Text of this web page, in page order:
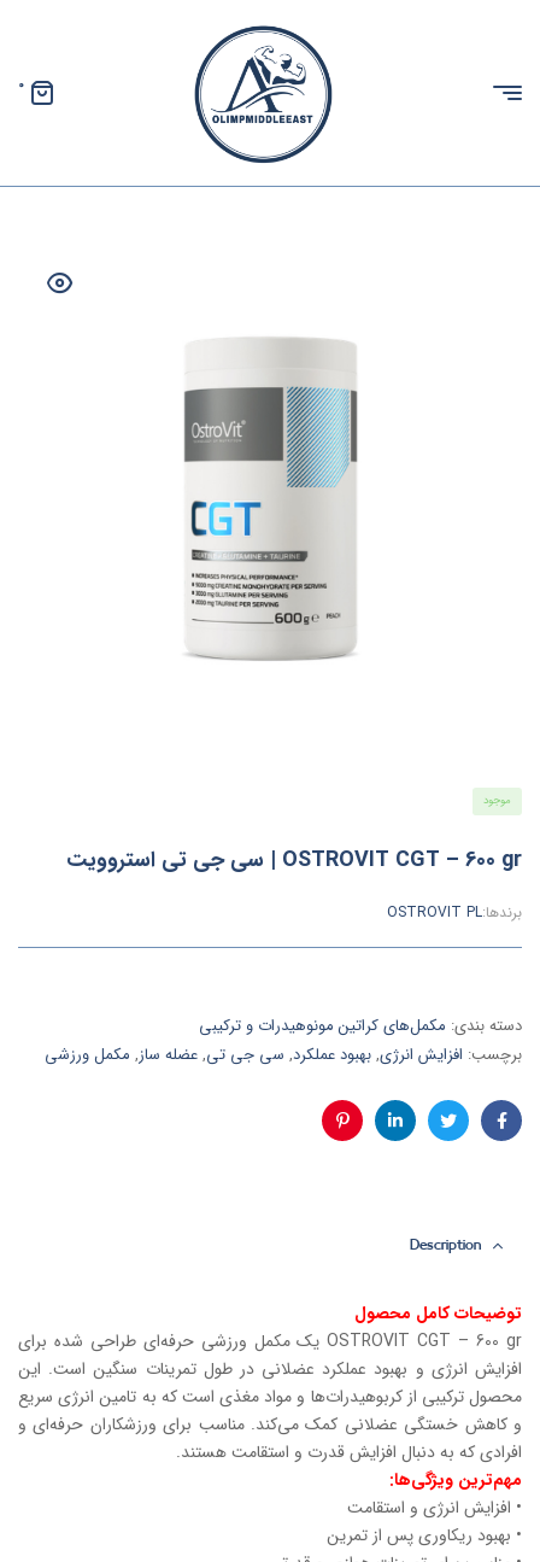
الیمپ
0
موجود
OSTROVIT CGT – 600 gr | سی جی تی استروویت
برندها:OSTROVIT PL
دسته بندی: مکمل‌های کراتین مونوهیدرات و ترکیبی
برچسب: افزایش انرژی,بهبود عملکرد, سی جی تی,عضله ساز, مکمل ورزشی
فیس
توئیتر لینکدینپینترست
Description
توضیحات کامل محصول
OSTROVIT CGT – 600 gr یک مکمل ورزشی حرفه‌ای طراحی شده برای
افزایش انرژی و بهبود عملکرد عضلانی در طول تمرینات سنگین است. این
محصول ترکیبی از کربوهیدرات‌ها و مواد مغذی است که به تامین انرژی سریع
و کاهش خستگی عضلانی کمک می‌کند. مناسب برای ورزشکاران حرفه‌ای و
افرادی که به دنبال افزایش قدرت و استقامت هستند.
مهم‌ترین ویژگی‌ها:
• افزایش انرژی و استقامت
• بهبود ریکاوری پس از تمرین